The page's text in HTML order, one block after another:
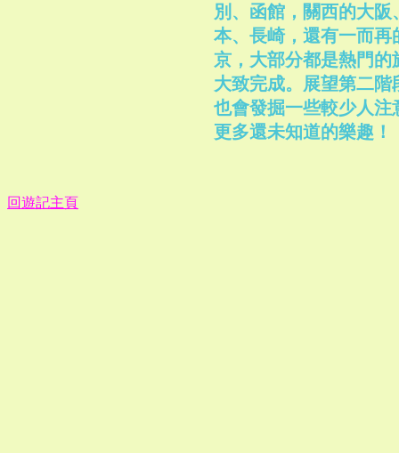
別、函館，關西的大
本、長崎，還有一而
京，大部分都是熱門
大致完成。展望第二
也會發掘一些較少人
更多還未知道的樂趣！
回遊記主頁